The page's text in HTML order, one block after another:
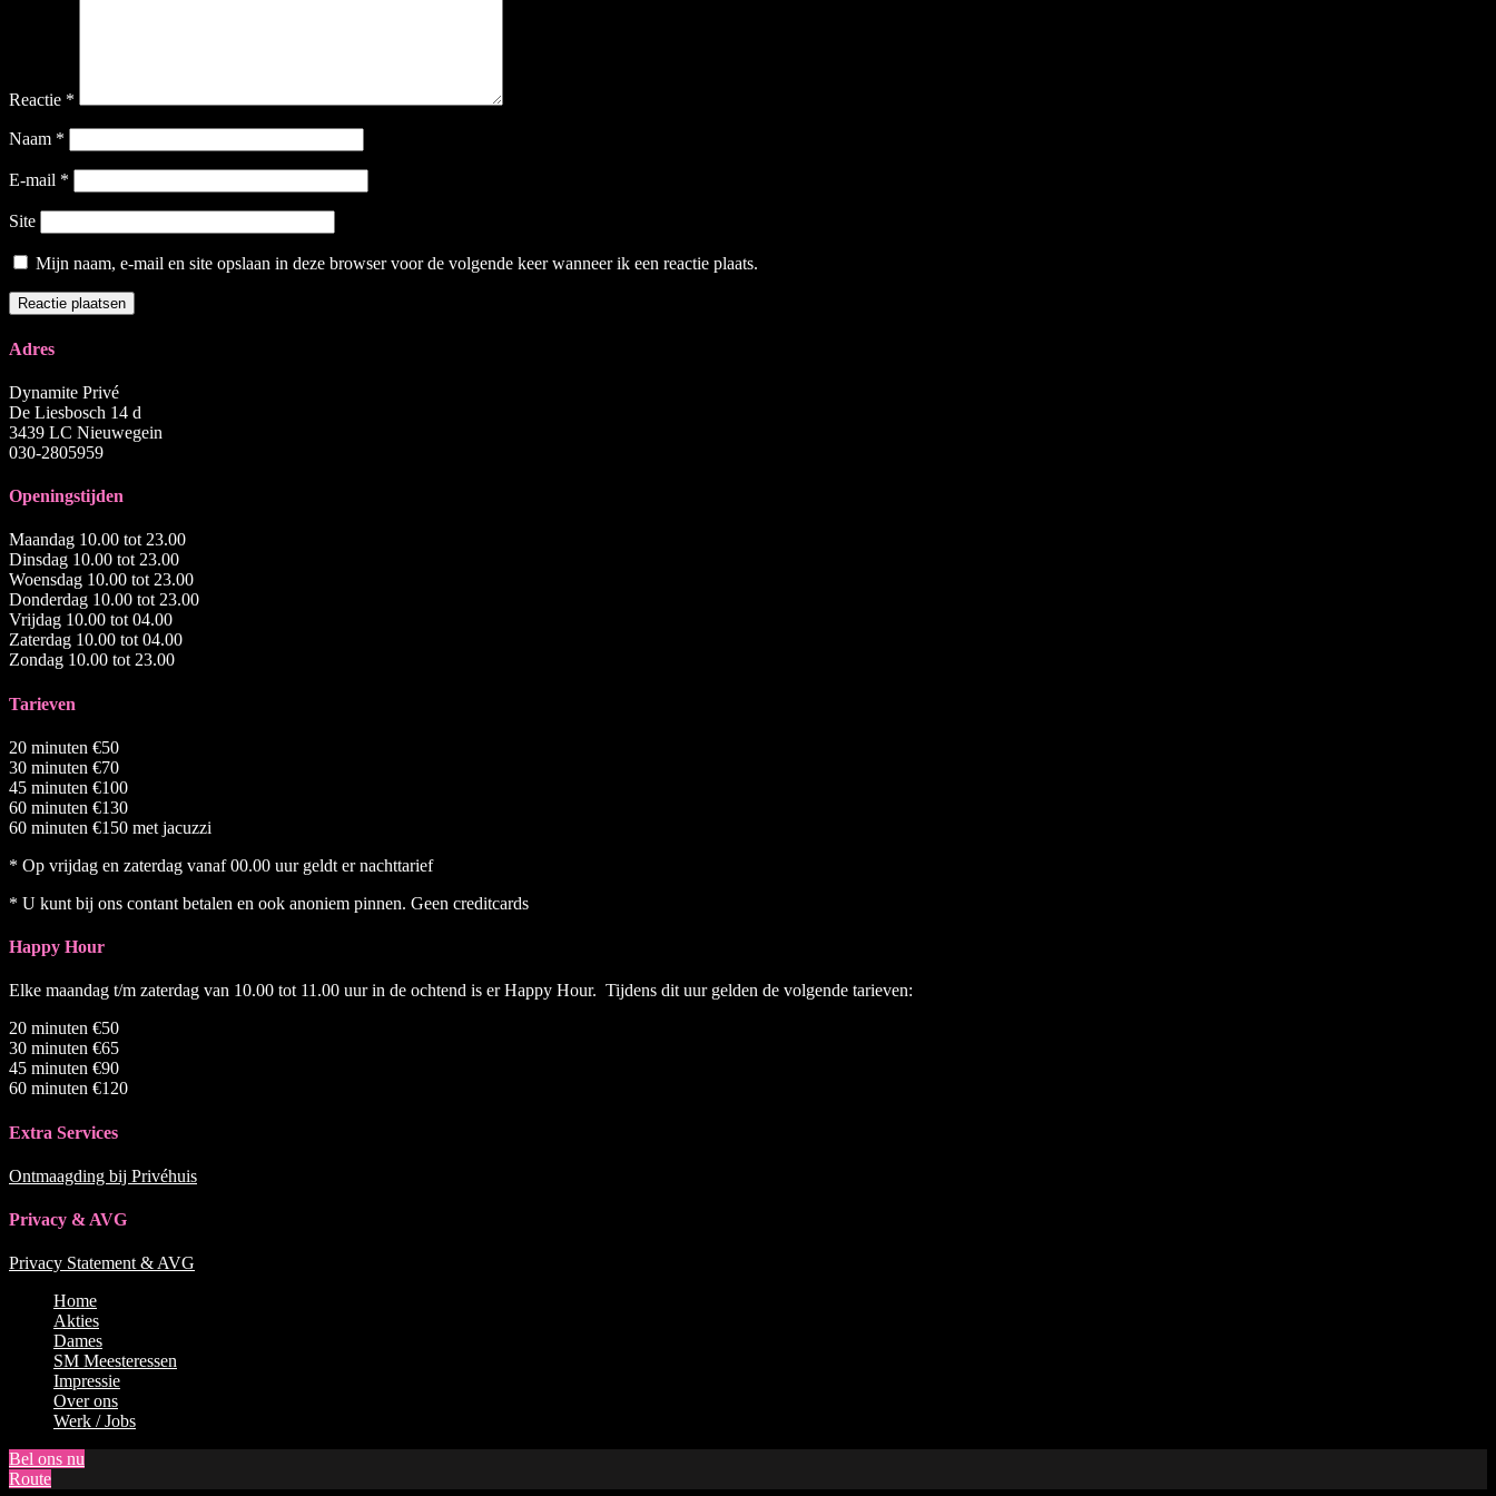
Reactie *
Naam *
E-mail *
Site
Mijn naam, e-mail en site opslaan in deze browser voor de volgende keer wanneer ik een reactie plaats.
Adres
Dynamite Privé
De Liesbosch 14 d
3439 LC Nieuwegein
030-2805959
Openingstijden
Maandag 10.00 tot 23.00
Dinsdag 10.00 tot 23.00
Woensdag 10.00 tot 23.00
Donderdag 10.00 tot 23.00
Vrijdag 10.00 tot 04.00
Zaterdag 10.00 tot 04.00
Zondag 10.00 tot 23.00
Tarieven
20 minuten €50
30 minuten €70
45 minuten €100
60 minuten €130
60 minuten €150 met jacuzzi
* Op vrijdag en zaterdag vanaf 00.00 uur geldt er nachttarief
* U kunt bij ons contant betalen en ook anoniem pinnen. Geen creditcards
Happy Hour
Elke maandag t/m zaterdag van 10.00 tot 11.00 uur in de ochtend is er Happy Hour. Tijdens dit uur gelden de volgende tarieven:
20 minuten €50
30 minuten €65
45 minuten €90
60 minuten €120
Extra Services
Ontmaagding bij Privéhuis
Privacy & AVG
Privacy Statement & AVG
scrollen
Home
Akties
Dames
SM Meesteressen
Impressie
Over ons
Werk / Jobs
Bel ons nu
Route